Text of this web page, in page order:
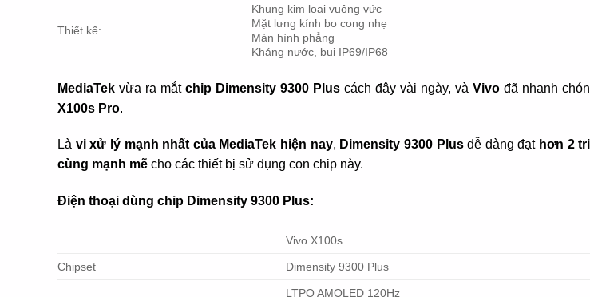
Thiết kế:
Khung kim loại vuông vức
Mặt lưng kính bo cong nhẹ
Màn hình phẳng
Kháng nước, bụi IP69/IP68
MediaTek vừa ra mắtchip Dimensity 9300 Plus cách đây vài ngày, vàVivo đã nhanh
X100s Pro.
Là vi xử lý mạnh nhất của MediaTek hiện nay, Dimensity 9300 Plusdễ dàng đạt hơn 2
cùng mạnh mẽ cho các thiết bị sử dụng con chip này.
Điện thoại dùng chip Dimensity 9300 Plus:
Vivo X100s
Chipset Dimensity 9300 Plus
LTPO AMOLED 120Hz